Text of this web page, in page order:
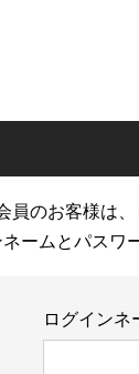
員のお客様は
ネームとパスワ
ログインネ